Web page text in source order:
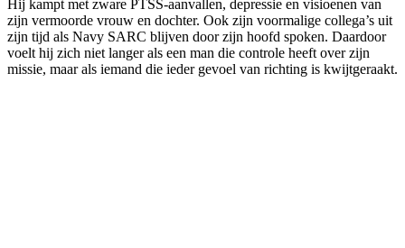
Hij kampt met zware PTSS-aanvallen, depressie en visioenen van
zijn vermoorde vrouw en dochter. Ook zijn voormalige collega’s uit
zijn tijd als Navy SARC blijven door zijn hoofd spoken. Daardoor
voelt hij zich niet langer als een man die controle heeft over zijn
missie, maar als iemand die ieder gevoel van richting is kwijtgeraakt.